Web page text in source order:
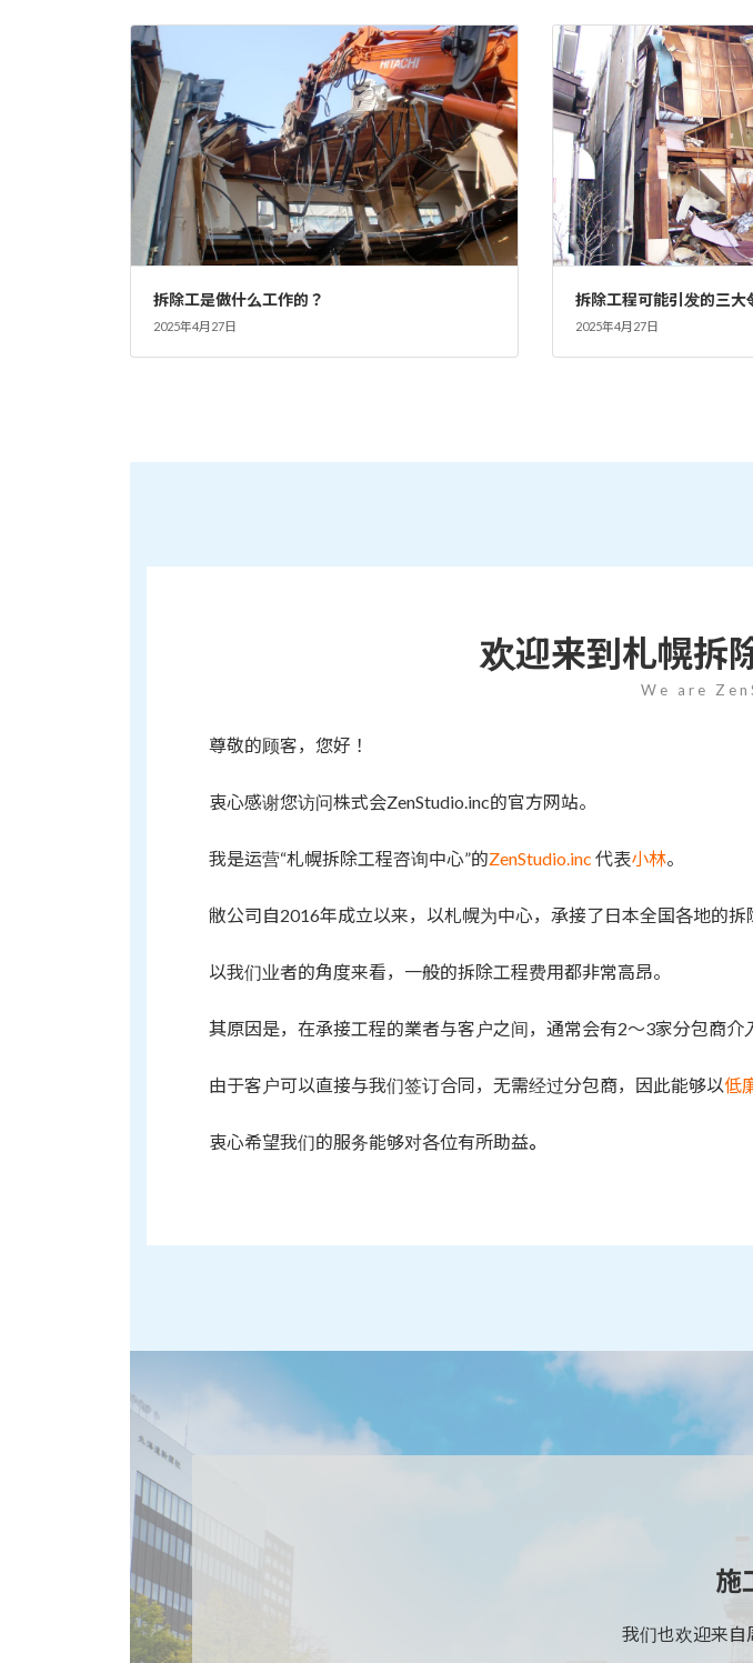
拆除工是做什么工作的？
2025年4月27日
拆除工程可能引发的三大
2025年4月27日
欢迎来到札幌拆
We are
尊敬的顾客，您好！
衷心感谢您访问株式会ZenStudio.inc的官方网站。
我是运营“札幌拆除工程咨询中心”的ZenStudio.inc 代表小林。
敝公司自2016年成立以来，以札幌为中心，承接了日本全国各地的拆
以我们业者的角度来看，一般的拆除工程费用都非常高昂。
其原因是，在承接工程的業者与客户之间，通常会有2～3家分包商介
由于客户可以直接与我们签订合同，无需经过分包商，因此能够以低
衷心希望我们的服务能够对各位有所助益。
施
我们也欢迎来自